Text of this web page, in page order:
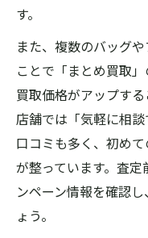
す。
また、複数のバッグ
ことで「まとめ買取
買取価格がアップす
店舗では「気軽に相
口コミも多く、初め
が整っています。査
ンペーン情報を確認
ょう。